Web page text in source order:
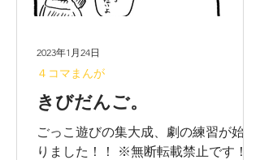
きびだんご。
ごっこ遊びの集大成、劇の練習が始ま
りました！！ ※無断転載禁止です！
４コマまんが
2023年1月24日